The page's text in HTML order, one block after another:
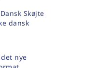
Skøjte
dansk
nye